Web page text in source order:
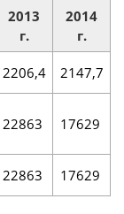
2013
г.
2014
г.
2206,4
2147,7
22863 17629
22863 17629